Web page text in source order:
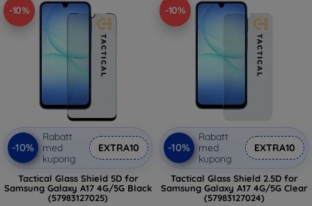
-10%
-10%
Rabatt
med
kupong
EXTRA10
Tactical Glass Shield 5D for
Samsung Galaxy A17 4G/5G Black
(57983127025)
-10%
-10%
Rabatt
med
kupong
EXTRA10
Tactical Glass Shield 2.5D for
Samsung Galaxy A17 4G/5G Clear
(57983127024)